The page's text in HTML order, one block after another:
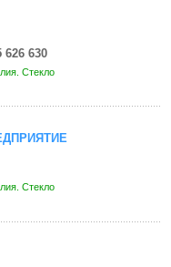
626 630
Стекло
Стекло